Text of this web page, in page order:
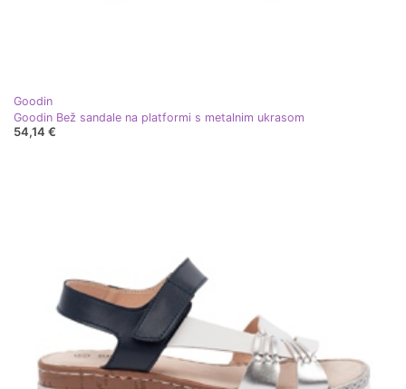
Goodin
Goodin Bež sandale na platformi s metalnim ukrasom
54,14 €